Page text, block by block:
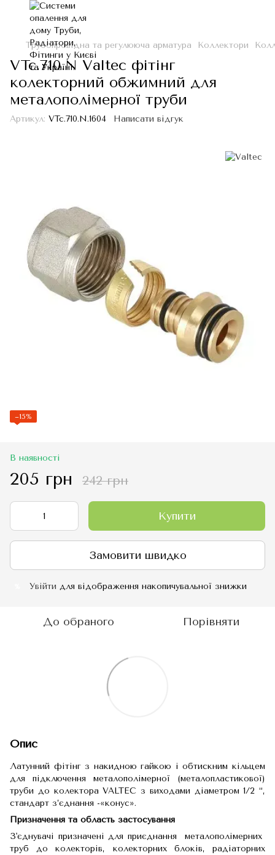
Трубопровідна та регулююча арматура Коллектори
VTc.710.N Valtec фітінг
колекторний обжимний для
металополімерної труби
Артикул: VTc.710.N.1604 Написати відгук
−15%
В наявності
205 грн 242 грн
Купити
Замовити швидко
Увійти для відображення накопичувальної знижки
До обраного Порівняти
Опис
Латунний фітінг з накидною гайкою і обтискним кільцем
для підключення металополімерної (металопластикової)
труби до колектора VALTEC з виходами діаметром 1/2 “,
стандарт з’єднання -«конус».
Призначення та область застосування
З'єднувачі призначені для приєднання металополімерних
труб до колекторів, колекторних блоків, радіаторних